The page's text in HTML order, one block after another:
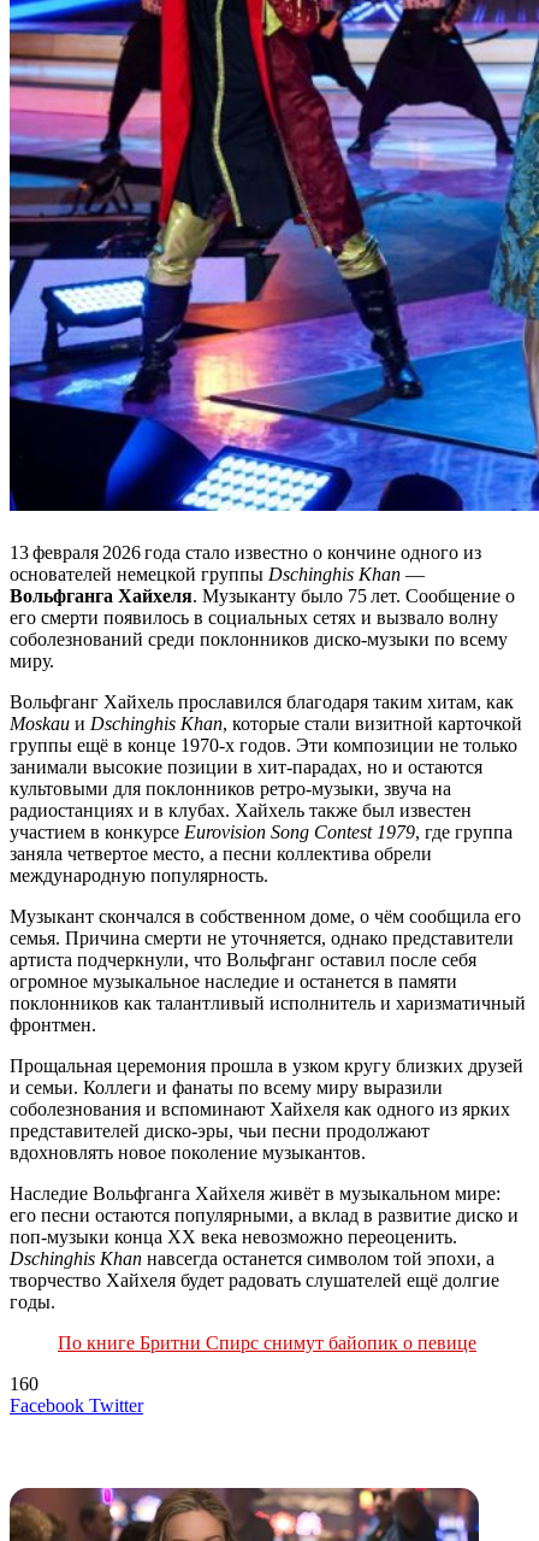
13 февраля 2026 года стало известно о кончине одного из
основателей немецкой группы Dschinghis Khan —
Вольфганга Хайхеля. Музыканту было 75 лет. Сообщение о
его смерти появилось в социальных сетях и вызвало волну
соболезнований среди поклонников диско‑музыки по всему
миру.
Вольфганг Хайхель прославился благодаря таким хитам, как
Moskau и Dschinghis Khan, которые стали визитной карточкой
группы ещё в конце 1970‑х годов. Эти композиции не только
занимали высокие позиции в хит‑парадах, но и остаются
культовыми для поклонников ретро‑музыки, звуча на
радиостанциях и в клубах. Хайхель также был известен
участием в конкурсе Eurovision Song Contest 1979, где группа
заняла четвертое место, а песни коллектива обрели
международную популярность.
Музыкант скончался в собственном доме, о чём сообщила его
семья. Причина смерти не уточняется, однако представители
артиста подчеркнули, что Вольфганг оставил после себя
огромное музыкальное наследие и останется в памяти
поклонников как талантливый исполнитель и харизматичный
фронтмен.
Прощальная церемония прошла в узком кругу близких друзей
и семьи. Коллеги и фанаты по всему миру выразили
соболезнования и вспоминают Хайхеля как одного из ярких
представителей диско‑эры, чьи песни продолжают
вдохновлять новое поколение музыкантов.
Наследие Вольфганга Хайхеля живёт в музыкальном мире:
его песни остаются популярными, а вклад в развитие диско и
поп‑музыки конца XX века невозможно переоценить.
Dschinghis Khan навсегда останется символом той эпохи, а
творчество Хайхеля будет радовать слушателей ещё долгие
годы.
По книге Бритни Спирс снимут байопик о певице
160
Facebook TwitterLinkedIn
Tumblr
Reddit
Вконтакте
Одноклассники
Skype
Messenger
Messenger
WhatsApp
Telegram
Viber
Line
Поделиться
Печатать